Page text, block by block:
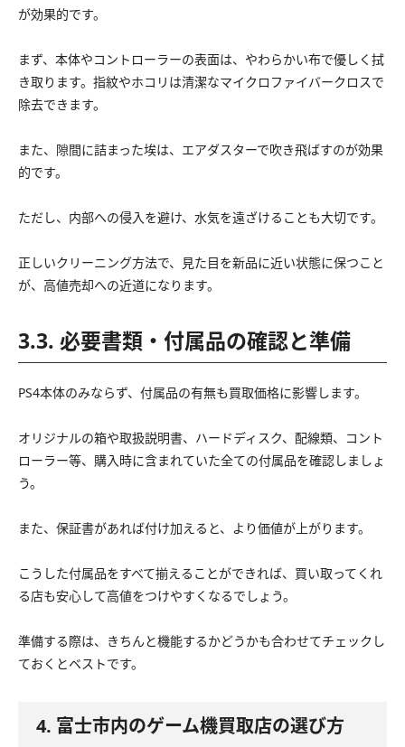
が効果的です。
まず、本体やコントローラーの表面は、やわらかい布で優しく拭
き取ります。指紋やホコリは清潔なマイクロファイバークロスで
除去できます。
また、隙間に詰まった埃は、エアダスターで吹き飛ばすのが効果
的です。
ただし、内部への侵入を避け、水気を遠ざけることも大切です。
正しいクリーニング方法で、見た目を新品に近い状態に保つこと
が、高値売却への近道になります。
3.3. 必要書類・付属品の確認と準備
PS4本体のみならず、付属品の有無も買取価格に影響します。
オリジナルの箱や取扱説明書、ハードディスク、配線類、コント
ローラー等、購入時に含まれていた全ての付属品を確認しましょ
う。
また、保証書があれば付け加えると、より価値が上がります。
こうした付属品をすべて揃えることができれば、買い取ってくれ
る店も安心して高値をつけやすくなるでしょう。
準備する際は、きちんと機能するかどうかも合わせてチェックし
ておくとベストです。
4. 富士市内のゲーム機買取店の選び方